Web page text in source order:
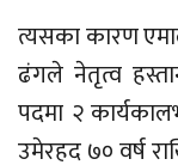
त्यसका कारण
ढंगले नेतृत्व
पदमा २
उमेरहद ७० वर्ष